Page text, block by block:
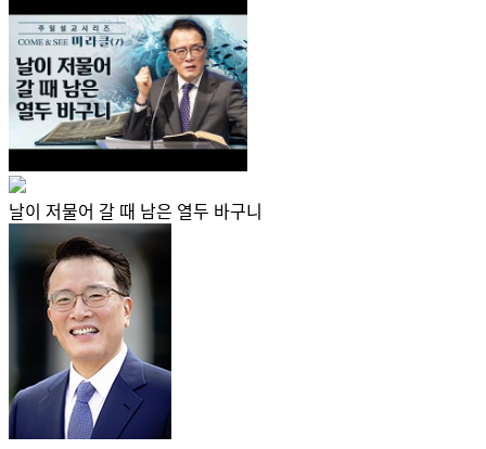
날이 저물어 갈 때 남은 열두 바구니